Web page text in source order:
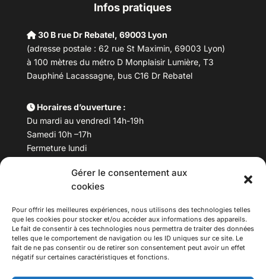
Gérer le consentement aux
cookies
Pour offrir les meilleures expériences, nous utilisons des technologies telles
que les cookies pour stocker et/ou accéder aux informations des appareils.
Le fait de consentir à ces technologies nous permettra de traiter des données
telles que le comportement de navigation ou les ID uniques sur ce site. Le
fait de ne pas consentir ou de retirer son consentement peut avoir un effet
négatif sur certaines caractéristiques et fonctions.
Infos pratiques
30 B rue Dr Rebatel, 69003 Lyon
(adresse postale : 62 rue St Maximin, 69003 Lyon)
à 100 mètres du métro D Monplaisir Lumière, T3
Dauphiné Lacassagne, bus C16 Dr Rebatel
Horaires d’ouverture :
Du mardi au vendredi 14h-19h
Samedi 10h –17h
Fermeture lundi
Téléphone : 04 78 53 06 40
maisondesculturesasiatiques@asiexpo.com